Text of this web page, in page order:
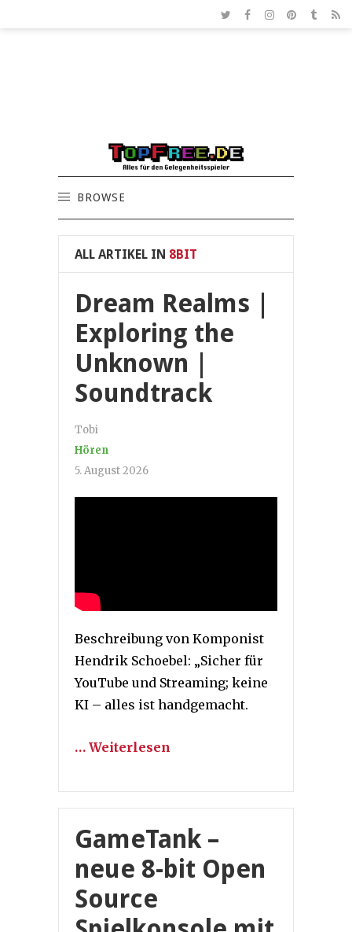
BROWSE
ALL ARTIKEL IN 8BIT
Dream Realms |
Exploring the
Unknown |
Soundtrack
Tobi
Hören
5. August 2026
Beschreibung von Komponist
Hendrik Schoebel: „Sicher für
YouTube und Streaming; keine
KI – alles ist handgemacht.
… Weiterlesen
GameTank –
neue 8-bit Open
Source